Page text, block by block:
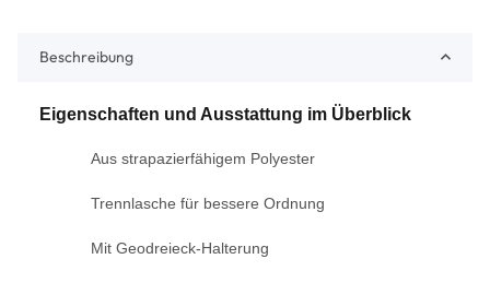
Beschreibung
Eigenschaften und Ausstattung im Überblick
Aus strapazierfähigem Polyester
Trennlasche für bessere Ordnung
Mit Geodreieck-Halterung